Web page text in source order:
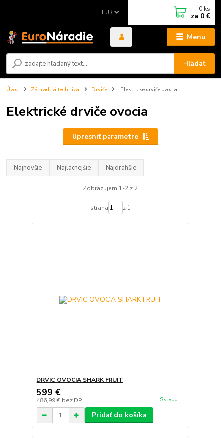
Menu
EUR
Hľadať
0 ks
za 0 €
Úvod Záhradná technika Drviče Elektrické drviče ovocia
Elektrické drviče ovocia
Upresniť parametre
Najnovšie Najlacnejšie Najdrahšie
Zobrazujem 1-2 z 2
strana z 1
DRVIC OVOCIA SHARK FRUIT
599 €
486,99 € bez DPH Skladom
Pridať do košíka